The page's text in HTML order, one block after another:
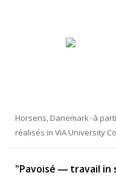
Horsens, Danemark -à
réalisés in VIA University
"Pavoisé ― travail in